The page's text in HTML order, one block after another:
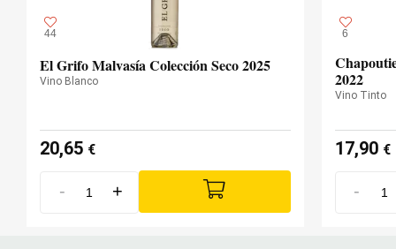
44
El Grifo Malvasía Colección Seco 2025
Vino Blanco
20,65 €
- +
6
2022
Vino Tinto
17,90 €
-